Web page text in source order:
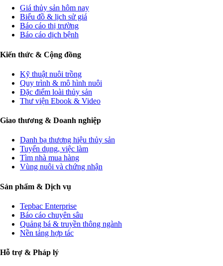
Giá thủy sản hôm nay
Biểu đồ & lịch sử giá
Báo cáo thị trường
Báo cáo dịch bệnh
Kiến thức & Cộng đồng
Kỹ thuật nuôi trồng
Quy trình & mô hình nuôi
Đặc điểm loài thủy sản
Thư viện Ebook & Video
Giao thương & Doanh nghiệp
Danh bạ thương hiệu thủy sản
Tuyển dụng, việc làm
Tìm nhà mua hàng
Vùng nuôi và chứng nhận
Sản phẩm & Dịch vụ
Tepbac Enterprise
Báo cáo chuyên sâu
Quảng bá & truyền thông ngành
Nền tảng hợp tác
Hỗ trợ & Pháp lý